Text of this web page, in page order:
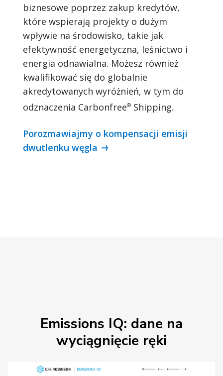
biznesowe poprzez zakup kredytów,
które wspierają projekty o dużym
wpływie na środowisko, takie jak
efektywność energetyczna, leśnictwo i
energia odnawialna. Możesz również
kwalifikować się do globalnie
akredytowanych wyróżnień, w tym do
odznaczenia Carbonfree® Shipping.
Porozmawiajmy o kompensacji emisji
dwutlenku węgla
Emissions IQ: dane na
wyciągnięcie ręki